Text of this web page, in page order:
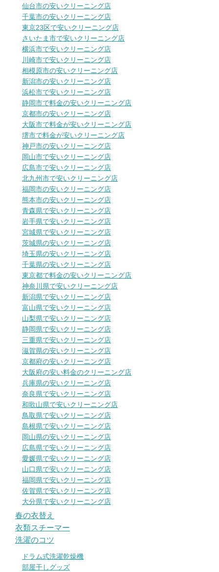
仙台市の安いクリーニング店
千葉市の安いクリーニング店
東京23区で安いクリーニング店
さいたま市で安いクリーニング店
横浜市で安いクリーニング店
川崎市で安いクリーニング店
相模原市の安いクリーニング店
新潟市の安いクリーニング店
浜松市で安いクリーニング店
静岡市で料金の安いクリーニング店
京都市の安いクリーニング店
大阪市で料金が安いクリーニング店
堺市で料金が安いクリーニング店
神戸市の安いクリーニング店
岡山市で安いクリーニング店
広島市で安いクリーニング店
北九州市で安いクリーニング店
福岡市の安いクリーニング店
熊本市の安いクリーニング店
青森県で安いクリーニング店
岩手県で安いクリーニング店
宮城県で安いクリーニング店
茨城県の安いクリーニング店
埼玉県の安いクリーニング店
千葉県の安いクリーニング店
東京都で料金の安いクリーニング店
神奈川県で安いクリーニング店
新潟県で安いクリーニング店
富山県で安いクリーニング店
山梨県で安いクリーニング店
静岡県で安いクリーニング店
三重県で安いクリーニング店
滋賀県の安いクリーニング店
京都府の安いクリーニング店
大阪府の安い料金のクリーニング店
兵庫県の安いクリーニング店
奈良県で安いクリーニング店
和歌山県で安いクリーニング店
鳥取県で安いクリーニング店
島根県で安いクリーニング店
岡山県の安いクリーニング店
広島県で安いクリーニング店
愛媛県で安いクリーニング店
山口県で安いクリーニング店
福岡県で安いクリーニング店
佐賀県で安いクリーニング店
大分県で安いクリーニング店
春の衣替え
衣類スチーマー
洗濯のコツ
ドラム式洗濯乾燥機
部屋干しグッズ